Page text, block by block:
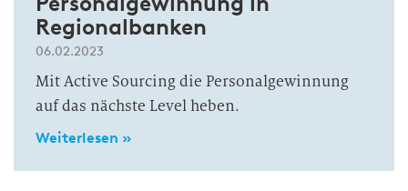
Regionalbanken
06.02.2023
Mit Active Sourcing die Personalgewinnung
auf das nächste Level heben.
Weiterlesen »